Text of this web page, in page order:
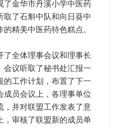
金华市丹溪小学中医药
取了石斛中队和向日葵中
精美中医药特色糕点。
全体理事会议和理事长
会议听取了秘书处汇报一
的工作计划，布置了下一
成员会议上，各理事单位
，并对联盟工作发表了意
，审核了联盟新的成员单